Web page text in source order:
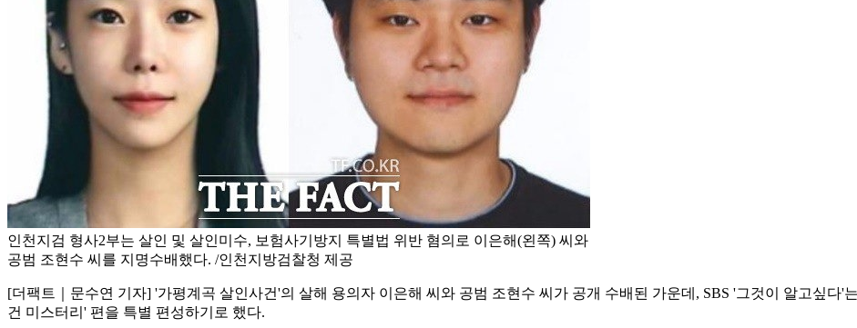
인천지검 형사2부는 살인 및 살인미수, 보험사기방지 특별법 위반 혐의로 이은해(왼쪽) 씨와
공범 조현수 씨를 지명수배했다. /인천지방검찰청 제공
[더팩트｜문수연 기자] '가평계곡 살인사건'의 살해 용의자 이은해 씨와 공범 조현수 씨가 공개 수배된 가운데, SBS '그것이 알고싶다'
건 미스터리' 편을 특별 편성하기로 했다.